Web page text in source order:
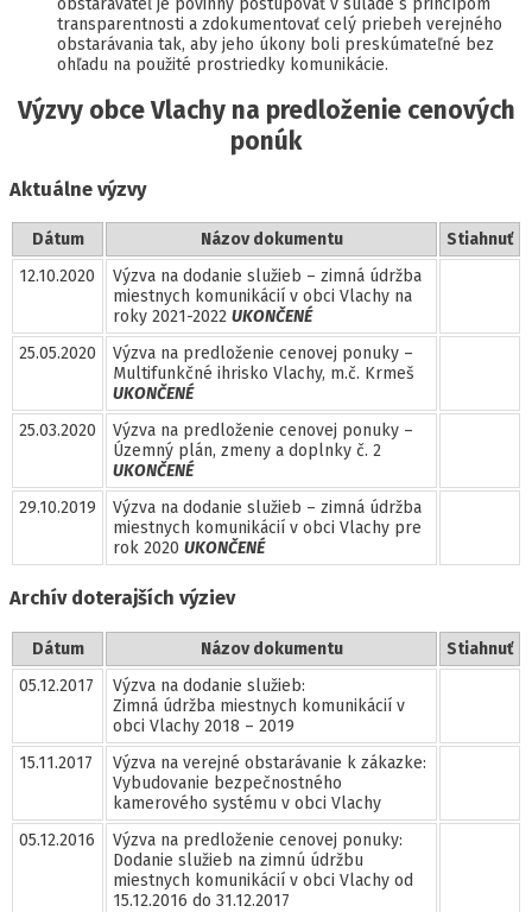
transparentnosti a zdokumentovať celý priebeh verejného
obstarávania tak, aby jeho úkony boli preskúmateľné bez
ohľadu na použité prostriedky komunikácie.
Výzvy obce Vlachy na predloženie cenových
ponúk
Aktuálne výzvy
Dátum Názov dokumentu
Stiahnuť
12.10.2020
Výzva na dodanie služieb – zimná údržba
miestnych komunikácií v obci Vlachy na
roky 2021-2022 UKONČENÉ
25.05.2020
Výzva na predloženie cenovej ponuky –
Multifunkčné ihrisko Vlachy, m.č. Krmeš
UKONČENÉ
25.03.2020
Výzva na predloženie cenovej ponuky –
Územný plán, zmeny a doplnky č. 2
UKONČENÉ
29.10.2019
Výzva na dodanie služieb – zimná údržba
miestnych komunikácií v obci Vlachy pre
rok 2020 UKONČENÉ
Archív doterajších výziev
Dátum Názov dokumentu
Stiahnuť
05.12.2017
Výzva na dodanie služieb:
Zimná údržba miestnych komunikácií v
obci Vlachy 2018 – 2019
15.11.2017
Výzva na verejné obstarávanie k zákazke:
Vybudovanie bezpečnostného
kamerového systému v obci Vlachy
05.12.2016
Výzva na predloženie cenovej ponuky:
Dodanie služieb na zimnú údržbu
miestnych komunikácií v obci Vlachy od
15.12.2016 do 31.12.2017